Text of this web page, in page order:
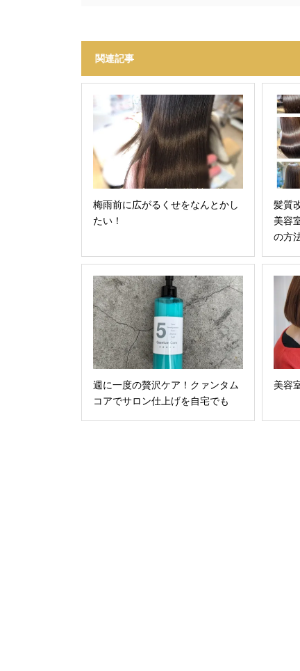
関連記事
梅雨前に広がるくせをなんとかし
たい！
髪質
美容
の方
週に一度の贅沢ケア！クァンタム
コアでサロン仕上げを自宅でも
美容